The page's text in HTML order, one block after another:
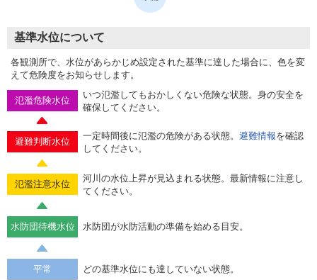
基準水位について
各観測所で、水位があらかじめ設定された基準に達した場合に、色を変
えて危険度をお知らせします。
氾濫危険水位
いつ氾濫してもおかしくない危険な状態。身の安全を
確保してください。
避難判断水位
一定時間後に氾濫の危険がある状態。 避難情報を確認
してください。
氾濫注意水位
河川の水位上昇が見込まれる状態。最新情報に注意し
てください。
水防団待機水位 水防団が水防活動の準備を始める目安。
平常 どの基準水位にも達していない状態。